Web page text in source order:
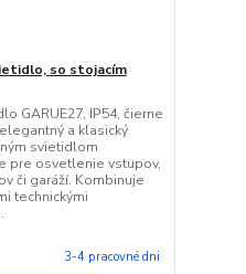
so stojacím
GARUE27, IP54, čierne
a klasický
svietidlom
pre osvetlenie vstupov,
či garáží. Kombinuje
technickými
3-4 pracovné dni